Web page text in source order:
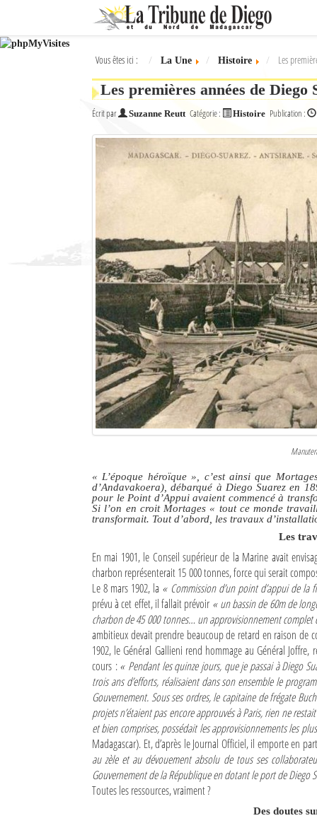
Ok
L'actualité à Diego Suarez
Le Nord de Madagascar
L'actualité du tourisme
Sites touristiques
Diego Suarez Pratique
Les Petites Annonces
Vous êtes ici : La Une Histoire Les
Les premières années de Diego
Écrit par Suzanne Reutt Catégorie : Histoire Publication :
« L’époque héroïque », c’est ainsi que
d’Andavakoera), débarqué à Diego Suarez en
pour le Point d’Appui avaient commencé à
Si l’on en croit Mortages « tout ce monde
transformait. Tout d’abord, les travaux
Les
En mai 1901, le Conseil supérieur de la Marine avait
charbon représenterait 15 000 tonnes, force qui serait
Le 8 mars 1902, la « Commission d’un point d’appui de la
prévu à cet effet, il fallait prévoir « un bassin de 60m de
charbon de 45 000 tonnes… un approvisionnement
ambitieux devait prendre beaucoup de retard en raison de
1902, le Général Gallieni rend hommage au Général
cours :« Pendant les quinze jours, que je passai à Diego
trois ans d’efforts, réalisaient dans son ensemble le
Gouvernement. Sous ses ordres, le capitaine de frégate
projets n’étaient pas encore approuvés à Paris, rien ne
et bien comprises, possédait les approvisionnements les
Madagascar). Et, d’après le Journal Officiel, il emporte en
au zèle et au dévouement absolu de tous ses
Gouvernement de la République en dotant le port de Diego
Toutes les ressources, vraiment ?
Des doutes